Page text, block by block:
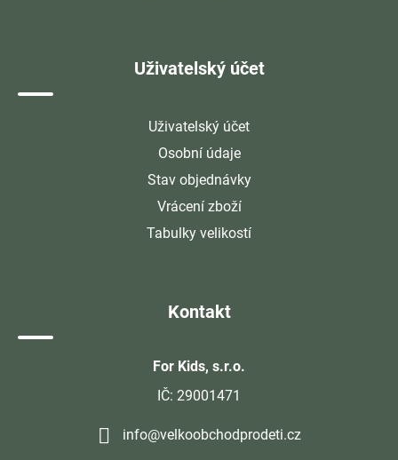
Uživatelský účet
Uživatelský účet
Osobní údaje
Stav objednávky
Vrácení zboží
Tabulky velikostí
Kontakt
For Kids, s.r.o.
IČ: 29001471
info@velkoobchodprodeti.cz